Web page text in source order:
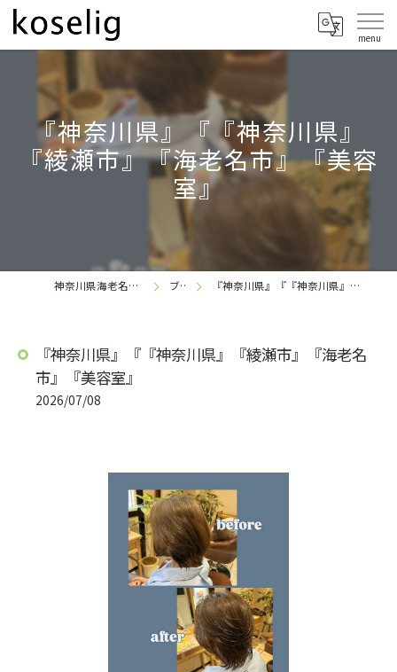
『神奈川県』『『神奈川県』
『綾瀬市』『海老名市』『美容
室』
神奈川県海老名の美容室なら koselig
ブログ 『神奈川県』『『神奈川県』『綾瀬市』『海老名市』『美容室』
『神奈川県』『『神奈川県』『綾瀬市』『海老名
市』『美容室』
2026/07/08